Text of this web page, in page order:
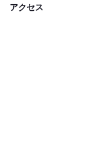
アクセス